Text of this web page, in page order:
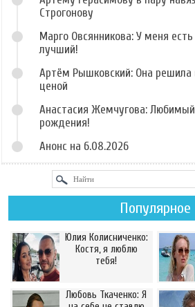
Строгонову
Марго Овсянникова: У меня
лучший!
Артём Рышковский: Она решила
ценой
Анастасия Жемчугова:
рождения!
Анонс на 6.08.2026
Популярное
Юлия Колисниченко:
Костя, я люблю
тебя!
Любовь Ткаченко: Я